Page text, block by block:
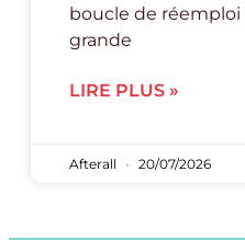
boucle de réemploi
grande
LIRE PLUS »
Afterall 20/07/2026